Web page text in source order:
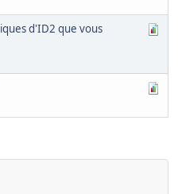
d'ID2 que vous